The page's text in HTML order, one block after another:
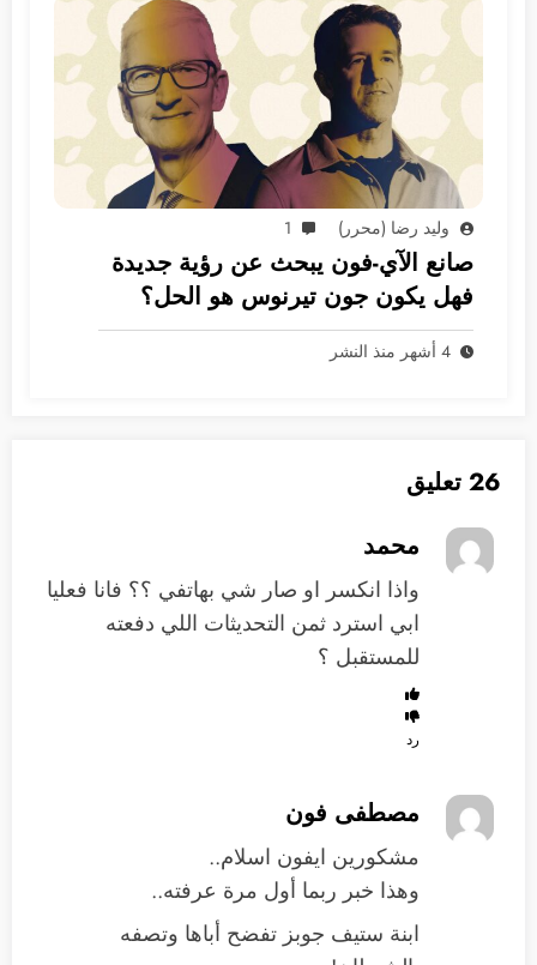
وليد رضا (محرر) 1
صانع الآي-فون يبحث عن رؤية جديدة
فهل يكون جون تيرنوس هو الحل؟
4 أشهر منذ النشر
26 تعليق
محمد
واذا انكسر او صار شي بهاتفي ؟؟ فانا فعليا
ابي استرد ثمن التحديثات اللي دفعته
للمستقبل ؟
رد
مصطفى فون
مشكورين ايفون اسلام..
وهذا خبر ربما أول مرة عرفته..
ابنة ستيف جوبز تفضح أباها وتصفه